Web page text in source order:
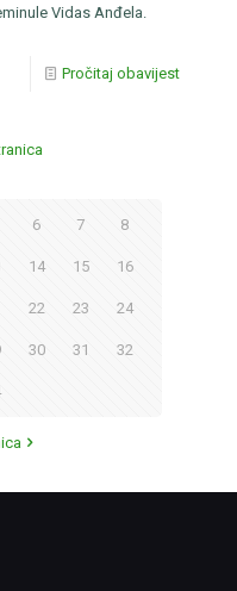
Vidas Anđela.
Pročitaj obavijest
6 7 8
14 15 16
22 23 24
30 31 32